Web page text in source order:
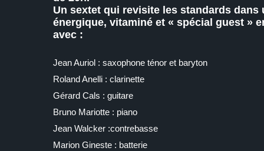
Un sextet qui revisite les standards dans
énergique, vitaminé et « spécial guest »
avec :
Jean Auriol : saxophone ténor et baryton
Roland Anelli : clarinette
Gérard Cals : guitare
Bruno Mariotte : piano
Jean Walcker :contrebasse
Marion Gineste : batterie